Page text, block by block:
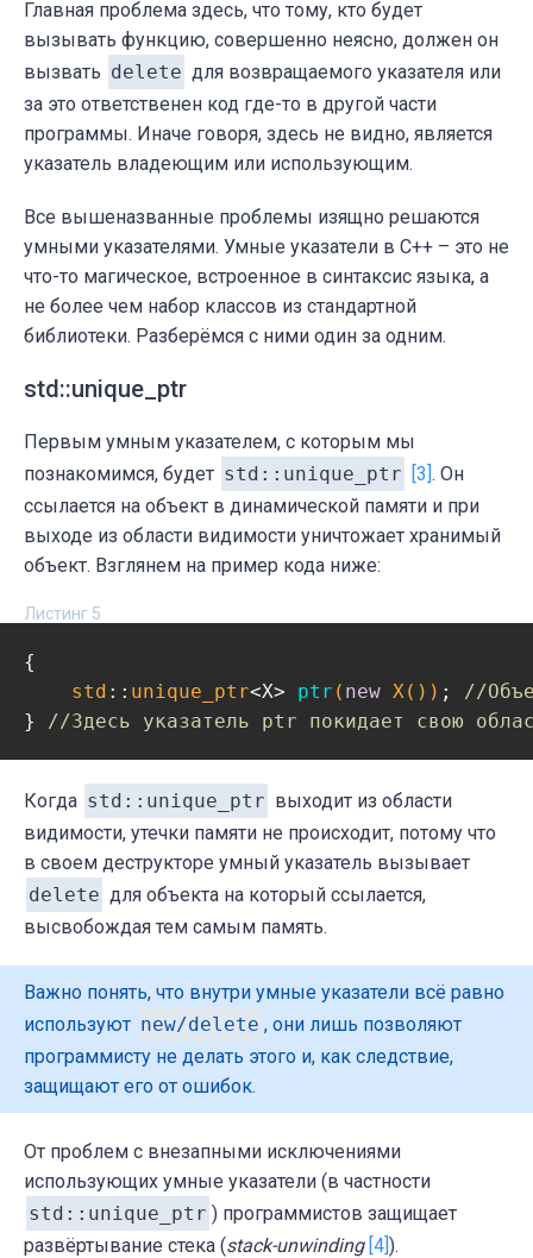
Главная проблема здесь, что тому, кто будет
вызывать функцию, совершенно неясно, должен он
вызвать delete для возвращаемого указателя или
за это ответственен код где-то в другой части
программы. Иначе говоря, здесь не видно, является
указатель владеющим или использующим.
Все вышеназванные проблемы изящно решаются
умными указателями. Умные указатели в C++ – это не
что-то магическое, встроенное в синтаксис языка, а
не более чем набор классов из стандартной
библиотеки. Разберёмся с ними один за одним.
std::unique_ptr
Первым умным указателем, с которым мы
познакомимся, будет std::unique_ptr [3]. Он
ссылается на объект в динамической памяти и при
выходе из области видимости уничтожает хранимый
объект. Взглянем на пример кода ниже:
Листинг 5
{
std :: unique_ptr<X> ptr ( new X()) ; //
} //Здесь указатель ptr покидает свою
Когда std::unique_ptr выходит из области
видимости, утечки памяти не происходит, потому что
в своем деструкторе умный указатель вызывает
delete для объекта на который ссылается,
высвобождая тем самым память.
Важно понять, что внутри умные указатели всё равно
используют new/delete , они лишь позволяют
программисту не делать этого и, как следствие,
защищают его от ошибок.
От проблем с внезапными исключениями
использующих умные указатели (в частности
std::unique_ptr ) программистов защищает
развёртывание стека (stack-unwinding [4]).